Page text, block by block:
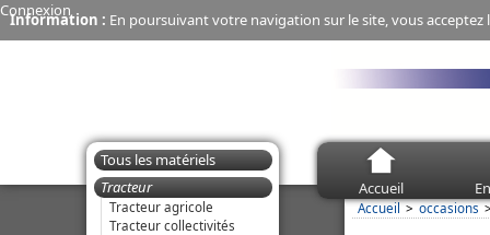
Information : En poursuivant votre navigation sur le site, vous
Connexion
Accueil
Tous les matériels
Tracteur
Tracteur agricole
Tracteur collectivités
Accueil occasions